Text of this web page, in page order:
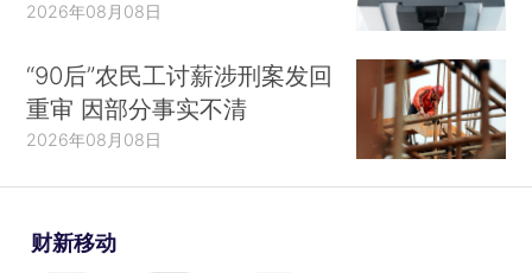
2026年08月08日
“90后”农民工讨薪涉刑案发回
重审 因部分事实不清
2026年08月08日
财新移动